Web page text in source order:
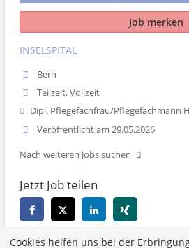
Job merken
INSELSPITAL
Bern
Teilzeit, Vollzeit
Dipl. Pflegefachfrau/Pflegefachmann
Veröffentlicht am 29.05.2026
Nach weiteren Jobs suchen
Jetzt Job teilen
Zurück
Cookies helfen uns bei der